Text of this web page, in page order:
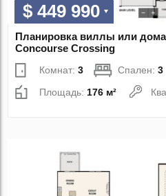
$ 449 990
Планировка виллы или
Concourse Crossing
Комнат:3 Спален:3
Площадь:176 м²